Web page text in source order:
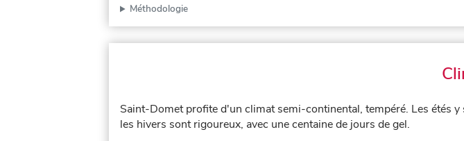
Méthodologie
Saint-Domet profite d'un climat semi-continental, tempéré. Les étés
les hivers sont rigoureux, avec une centaine de jours de gel.